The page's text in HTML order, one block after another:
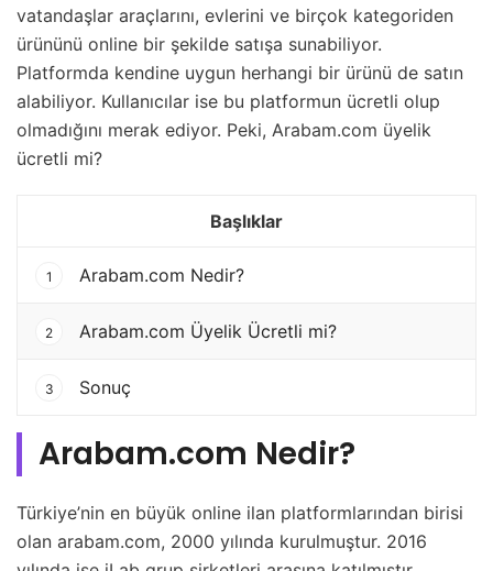
vatandaşlar araçlarını, evlerini ve birçok kategoriden
ürününü online bir şekilde satışa sunabiliyor.
Platformda kendine uygun herhangi bir ürünü de satın
alabiliyor. Kullanıcılar ise bu platformun ücretli olup
olmadığını merak ediyor. Peki, Arabam.com üyelik
ücretli mi?
Başlıklar
1 Arabam.com Nedir?
2 Arabam.com Üyelik Ücretli mi?
3 Sonuç
Arabam.com Nedir?
Türkiye’nin en büyük online ilan platformlarından birisi
olan arabam.com, 2000 yılında kurulmuştur. 2016